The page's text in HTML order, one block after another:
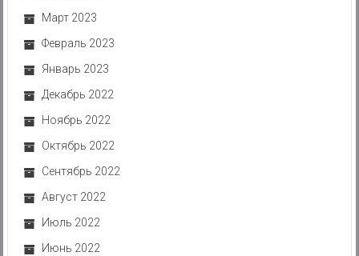
Март 2023
Февраль 2023
Январь 2023
Декабрь 2022
Ноябрь 2022
Октябрь 2022
Сентябрь 2022
Август 2022
Июль 2022
Июнь 2022